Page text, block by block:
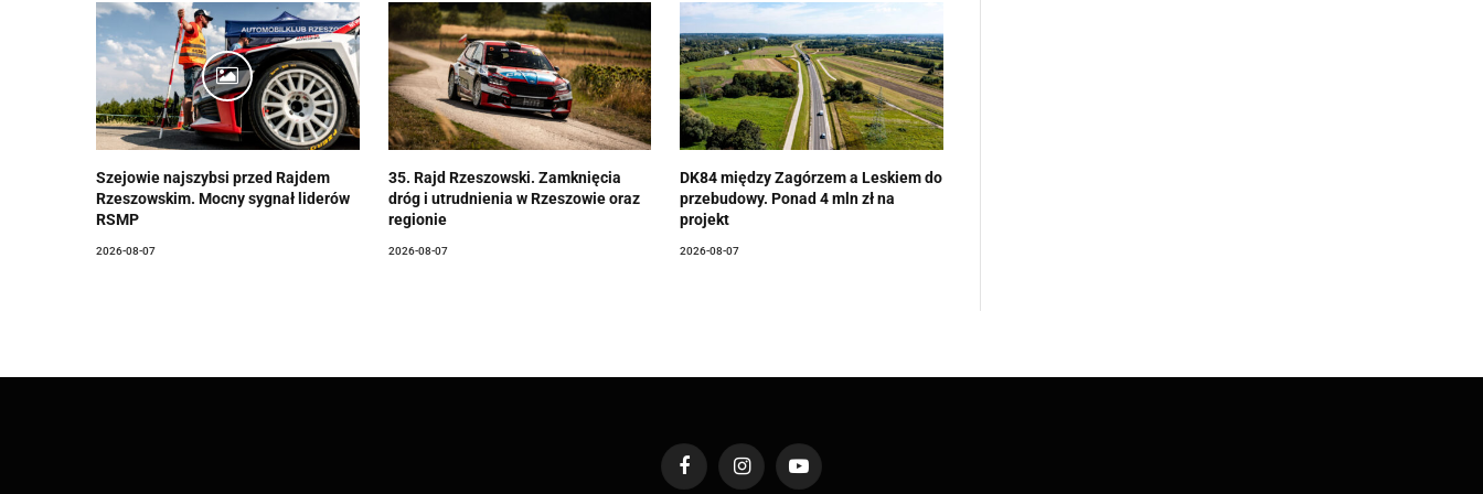
Szejowie najszybsi przed Rajdem
Rzeszowskim. Mocny sygnał liderów
RSMP
2026-08-07
35. Rajd Rzeszowski. Zamknięcia
dróg i utrudnienia w Rzeszowie oraz
regionie
2026-08-07
DK84 między Zagórzem a Leskiem do
przebudowy. Ponad 4 mln zł na
projekt
2026-08-07
FacebookInstagramYouTube